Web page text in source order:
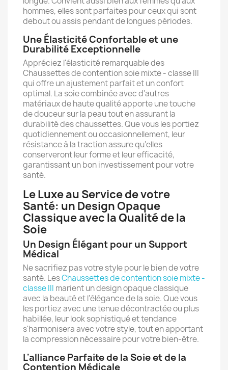
hommes, elles sont parfaites pour ceux qui sont
debout ou assis pendant de longues périodes.
Une Élasticité Confortable et une
Durabilité Exceptionnelle
Appréciez l'élasticité remarquable des
Chaussettes de contention soie mixte - classe III
qui offre un ajustement parfait et un confort
optimal. La soie combinée avec d'autres
matériaux de haute qualité apporte une touche
de douceur sur la peau tout en assurant la
durabilité des chaussettes. Que vous les portiez
quotidiennement ou occasionnellement, leur
résistance à la traction assure qu'elles
conserveront leur forme et leur efficacité,
garantissant un bon investissement pour votre
santé.
Le Luxe au Service de votre
Santé: un Design Opaque
Classique avec la Qualité de la
Soie
Un Design Élégant pour un Support
Médical
Ne sacrifiez pas votre style pour le bien de votre
santé. LesChaussettes de contention soie mixte -
classe III marient un design opaque classique
avec la beauté et l'élégance de la soie. Que vous
les portiez avec une tenue décontractée ou plus
habillée, leur look sophistiqué et tendance
s'harmonisera avec votre style, tout en apportant
la compression nécessaire pour votre bien-être.
L'alliance Parfaite de la Soie et de la
Contention Médicale